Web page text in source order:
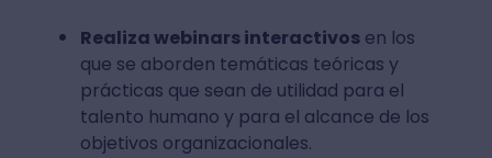
Realiza webinars interactivosen los
que se aborden temáticas teóricas y
prácticas que sean de utilidad para el
talento humano y para el alcance de los
objetivos organizacionales.